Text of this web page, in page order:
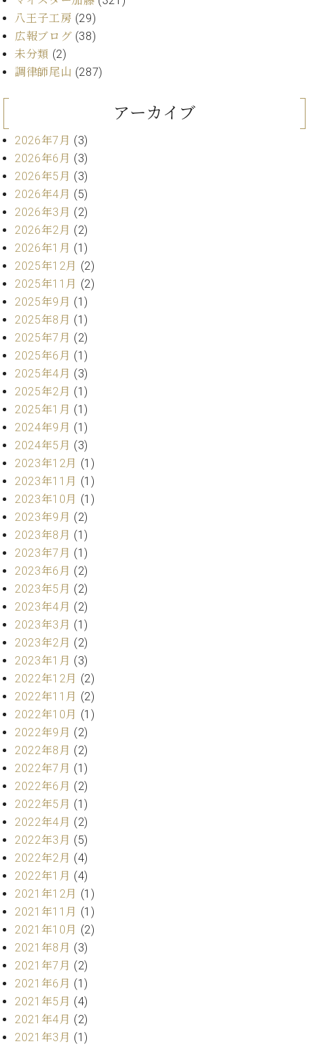
ラ
イ
ピ
ア
ベ
ヒ
シ
ュ
タ
イ
ン
ア
カ
デ
ミ
ー
W.
ホ
フ
マ
ン
プ
ロ
フ
ェ
ッ
シ
ョ
ナ
ル
W.
ホ
フ
マ
ン
ト
ラ
デ
ィ
シ
ョ
ン
W.
ホ
フ
マ
ン
ヴ
ィ
ジ
ョ
ン
C.BECHSTEIN
Digital(ベ
ヒ
シ
ュ
タ
室
ピ
ア
ノ
の
コ
ル
ジ
ュ
ク
セ
ス
セン
トラ
ム東
京の
ご案
内
(PDF)
お
問
合
わ
せ
本
社
八
王
子
・
技
術
営
業
ン
タ
ー
ス
タ
ッ
ご
挨
拶
技
術
紹
介
展示
情報
【ユ
ーロ
ピア
ノ特
選中
古】
イ
ベ
八王子工房 (29)
広報ブログ (38)
未分類 (2)
調律師尾山 (287)
アーカイブ
2026年7月 (3)
2026年6月 (3)
2026年5月 (3)
2026年4月 (5)
2026年3月 (2)
2026年2月 (2)
2026年1月 (1)
2025年12月 (2)
2025年11月 (2)
2025年9月 (1)
2025年8月 (1)
2025年7月 (2)
2025年6月 (1)
2025年4月 (3)
2025年2月 (1)
2025年1月 (1)
2024年9月 (1)
2024年5月 (3)
2023年12月 (1)
2023年11月 (1)
2023年10月 (1)
2023年9月 (2)
2023年8月 (1)
2023年7月 (1)
2023年6月 (2)
2023年5月 (2)
2023年4月 (2)
2023年3月 (1)
2023年2月 (2)
2023年1月 (3)
2022年12月 (2)
2022年11月 (2)
2022年10月 (1)
2022年9月 (2)
2022年8月 (2)
2022年7月 (1)
2022年6月 (2)
2022年5月 (1)
2022年4月 (2)
2022年3月 (5)
2022年2月 (4)
2022年1月 (4)
2021年12月 (1)
2021年11月 (1)
2021年10月 (2)
2021年8月 (3)
2021年7月 (2)
2021年6月 (1)
2021年5月 (4)
2021年4月 (2)
2021年3月 (1)